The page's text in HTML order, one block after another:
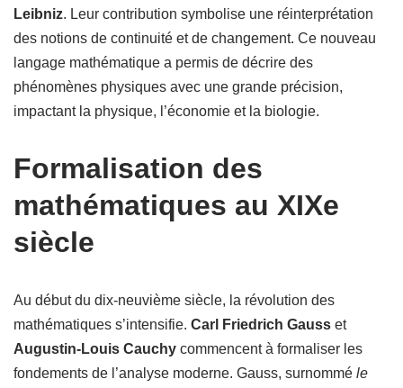
Leibniz. Leur contribution symbolise une réinterprétation
des notions de continuité et de changement. Ce nouveau
langage mathématique a permis de décrire des
phénomènes physiques avec une grande précision,
impactant la physique, l’économie et la biologie.
Formalisation des
mathématiques au XIXe
siècle
Au début du dix-neuvième siècle, la révolution des
mathématiques s’intensifie. Carl Friedrich Gauss et
Augustin-Louis Cauchy commencent à formaliser les
fondements de l’analyse moderne. Gauss, surnommé le